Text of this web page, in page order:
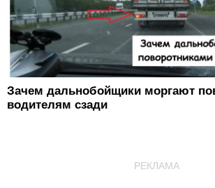
Зачем дальнобойщики моргают
водителям сзади
РЕКЛАМА